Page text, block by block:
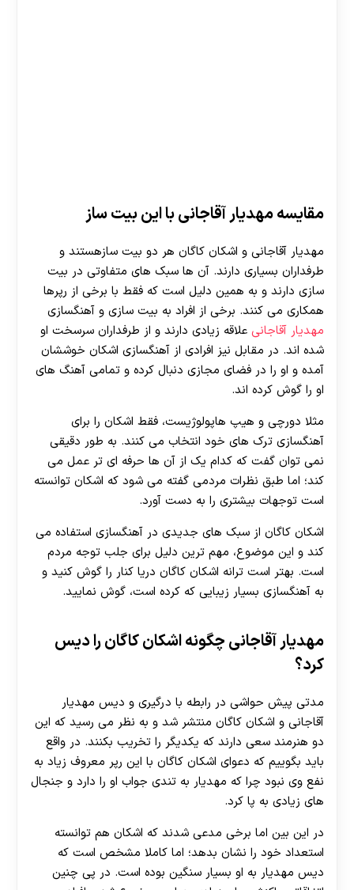
30 تا 50 درصد شارژ هدیه بیشتر فقط با ثبت نام در
مقایسه مهدیار آقاجانی با این بیت ساز
مهدیار آقاجانی و اشکان کاگان هر دو بیت سازهستند و
طرفداران بسیاری دارند. آن ها سبک های متفاوتی در بیت
سازی دارند و به همین دلیل است که فقط با برخی از رپرها
همکاری می کنند. برخی از افراد به بیت سازی و آهنگسازی
مهدیار آقاجانی علاقه زیادی دارند و از طرفداران سرسخت او
شده اند. در مقابل نیز افرادی از آهنگسازی اشکان خوششان
آمده و او را در فضای مجازی دنبال کرده و تمامی آهنگ های
او را گوش کرده اند.
مثلا دورچی و هیپ هاپولوژیست، فقط اشکان را برای
آهنگسازی ترک های خود انتخاب می کنند. به طور دقیقی
نمی توان گفت که کدام یک از آن ها حرفه ای تر عمل می
کند؛ اما طبق نظرات مردمی گفته می شود که اشکان توانسته
است توجهات بیشتری را به دست آورد.
اشکان کاگان از سبک های جدیدی در آهنگسازی استفاده می
کند و این موضوع، مهم ترین دلیل برای جلب توجه مردم
است. بهتر است ترانه اشکان کاگان دریا کنار را گوش کنید و
به آهنگسازی بسیار زیبایی که کرده است، گوش نمایید.
مهدیار آقاجانی چگونه اشکان کاگان را دیس
کرد؟
مدتی پیش حواشی در رابطه با درگیری و دیس مهدیار
آقاجانی و اشکان کاگان منتشر شد و به نظر می رسید که این
دو هنرمند سعی دارند که یکدیگر را تخریب بکنند. در واقع
باید بگوییم که دعوای اشکان کاگان با این رپر معروف زیاد به
نفع وی نبود چرا که مهدیار به تندی جواب او را دارد و جنجال
های زیادی به پا کرد.
در این بین اما برخی مدعی شدند که اشکان هم توانسته
استعداد خود را نشان بدهد؛ اما کاملا مشخص است که
دیس مهدیار به او بسیار سنگین بوده است. در پی چنین